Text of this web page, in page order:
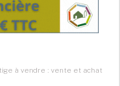
à vendre : vente et achat